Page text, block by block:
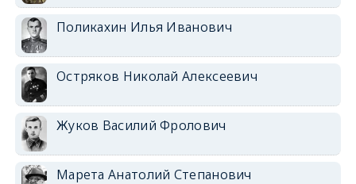
Поликахин Илья Иванович
Остряков Николай Алексеевич
Жуков Василий Фролович
Марета Анатолий Степанович